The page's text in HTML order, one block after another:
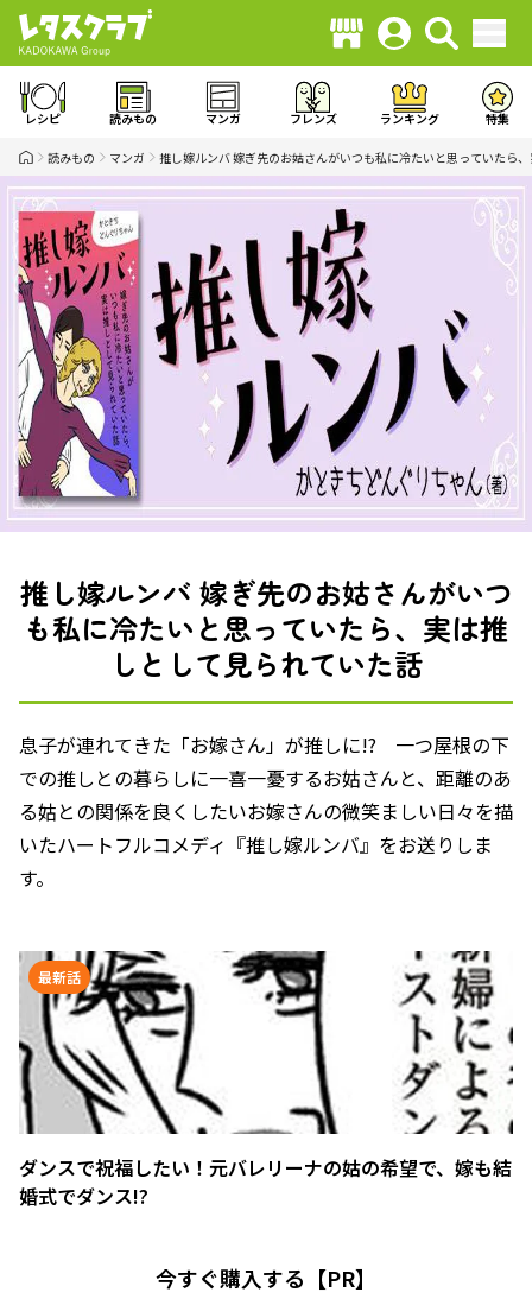
レシピ 読みもの マンガ フレンズ ランキング 特集
読みもの マンガ 推し嫁ルンバ 嫁ぎ先のお姑さんがいつも私に冷たいと思っていたら
推し嫁ルンバ 嫁ぎ先のお姑さんがいつ
も私に冷たいと思っていたら、実は推
しとして見られていた話
息子が連れてきた「お嫁さん」が推しに!? 一つ屋根の下
での推しとの暮らしに一喜一憂するお姑さんと、距離のあ
る姑との関係を良くしたいお嫁さんの微笑ましい日々を描
いたハートフルコメディ『推し嫁ルンバ』をお送りしま
す。
最新話
ダンスで祝福したい！元バレリーナの姑の希望で、嫁も結
婚式でダンス!?
今すぐ購入する【PR】